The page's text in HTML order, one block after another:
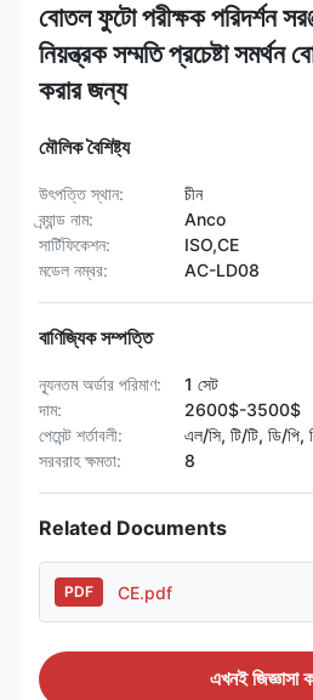
বোতল ফুটো পরীক্ষক পরিদর্শন
নিয়ন্ত্রক সম্মতি প্রচেষ্টা
করার জন্য
মৌলিক বৈশিষ্ট্য
উৎপত্তি স্থান:
চীন
ব্র্যান্ড নাম:
Anco
সার্টিফিকেশন:
ISO,CE
মডেল নম্বর:
AC-LD08
বাণিজ্যিক সম্পত্তি
ন্যূনতম অর্ডার পরিমাণ:
1 সেট
দাম:
2600$-3500$
পেমেন্ট শর্তাবলী:
এল/সি, টি/টি, ডি/পি,
সরবরাহ ক্ষমতা:
8
Related Documents
PDF CE.pdf
এখনই জিজ্ঞাসা